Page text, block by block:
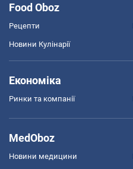
Food Oboz
Рецепти
Новини Кулінарії
Економіка
Ринки та компанії
MedOboz
Новини медицини